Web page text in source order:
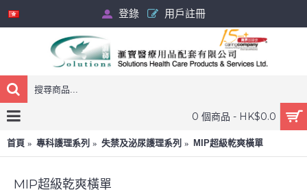
登錄 用戶註冊
0 個商品 - HK$0.0
首頁 專科護理系列 失禁及泌尿護理系列 MIP超級乾爽橫單
MIP超級乾爽橫單